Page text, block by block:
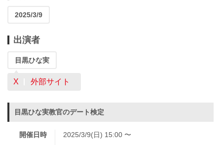
2025/3/9
出演者
目黒ひな実
X 外部サイト
目黒ひな実教官のデート検定
開催日時 2025/3/9(日) 15:00 〜